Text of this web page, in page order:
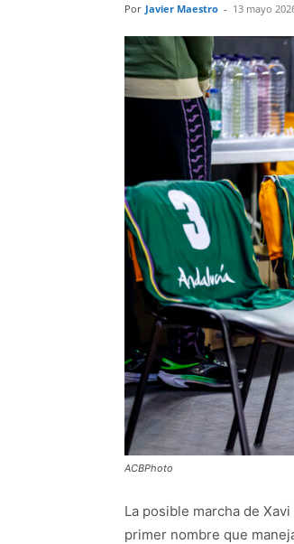
Por Javier Maestro - 13 mayo
ACBPhoto
La posible marcha de
primer nombre que